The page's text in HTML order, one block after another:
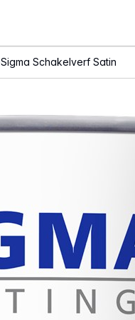
Sigma Schakelverf Satin